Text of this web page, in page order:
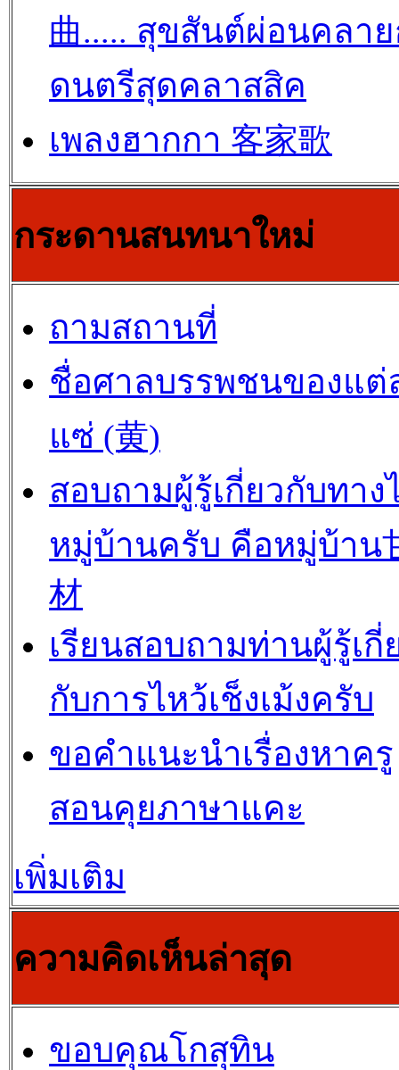
曲..... สุขสันต์ผ่อนคลา
ดนตรีสุดคลาสสิค
เพลงฮากกา 客家歌
กระดานสนทนาใหม่
ถามสถานที่
ชื่อศาลบรรพชนของแต่
แซ่ (黄)
สอบถามผู้รู้เกี่ยวกับทาง
หมู่บ้านครับ คือหมู่บ้าน
材
เรียนสอบถามท่านผู้รู้เกี่
กับการไหว้เช็งเม้งครับ
ขอคำแนะนำเรื่องหาครู
สอนคุยภาษาแคะ
เพิ่มเติม
ความคิดเห็นล่าสุด
ขอบคุณโกสุทิน